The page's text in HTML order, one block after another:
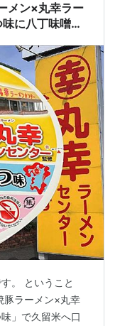
メン×丸幸ラー
に八丁味噌で
。 ということ
豚ラーメン×丸幸
」で久留米へ口